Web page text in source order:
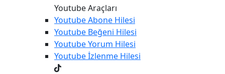
Youtube Araçları
YoutubeAbone Hilesi
Youtube Beğeni Hilesi
YoutubeYorum Hilesi
Youtubeİzlenme Hilesi